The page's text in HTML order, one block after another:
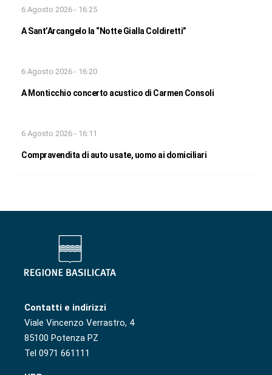
6 Agosto 2026 - 16:25
A Sant’Arcangelo la “Notte Gialla Coldiretti”
6 Agosto 2026 - 16:20
A Monticchio concerto acustico di Carmen Consoli
6 Agosto 2026 - 16:11
Compravendita di auto usate, uomo ai domiciliari
Contatti e indirizzi
Viale Vincenzo Verrastro, 4
85100 Potenza PZ
Tel 0971 661111